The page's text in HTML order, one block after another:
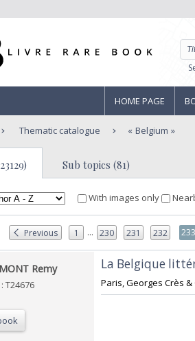
HOME PAGE
Thematic catalogue Belgium
Sub topics (81)
With images only
Previous 1 ... 230 231 232 233
Remy‎
T24676
‎La Belgique
‎Paris, Georges Crès &